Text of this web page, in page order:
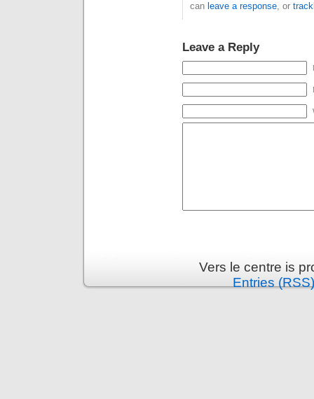
can leave a response, or
Leave a Reply
Vers le centre is
Entries (RSS)